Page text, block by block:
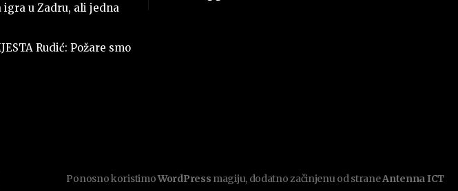
igra u Zadru, ali jedna
Rudić: Požare smo
Ponosno koristimoWordPress magiju, dodatno začinjenu od straneAntenna ICT